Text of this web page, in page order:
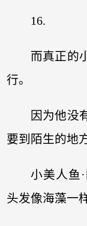
16.
而真正的
行。
因为他没
要到陌生的地
小美人鱼
头发像海藻一